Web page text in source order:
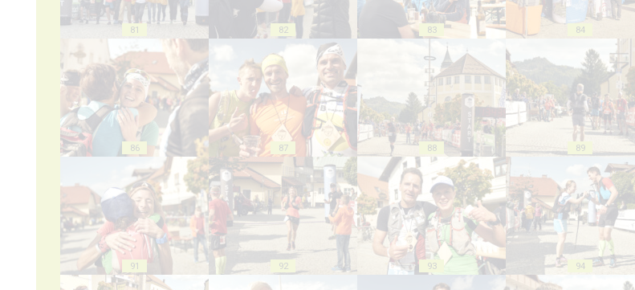
81 82 83 84
86 87 88 89
91 92 93 94